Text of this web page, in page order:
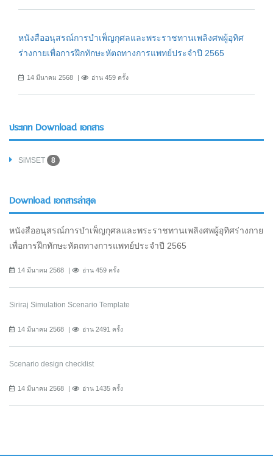
หนังสืออนุสรณ์การบำเพ็ญกุศลและพระราชทานเพลิงศพผู้อุทิศ
ร่างกายเพื่อการฝึกทักษะหัตถทางการแพทย์ประจำปี 2565
14 มีนาคม 2568 อ่าน 459 ครั้ง
ประเภท Download เอกสาร
SiMSET 8
Download เอกสารล่าสุด
หนังสืออนุสรณ์การบำเพ็ญกุศลและพระราชทานเพลิงศพผู้อุทิศร่างกาย
เพื่อการฝึกทักษะหัตถทางการแพทย์ประจำปี 2565
14 มีนาคม 2568 อ่าน 459 ครั้ง
Siriraj Simulation Scenario Template
14 มีนาคม 2568 อ่าน 2491 ครั้ง
Scenario design checklist
14 มีนาคม 2568 อ่าน 1435 ครั้ง